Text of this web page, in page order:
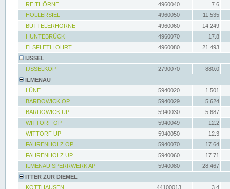
REITHÖRNE
4960040
7.6
HOLLERSIEL
4960050
11.535
BUTTELERHÖRNE
4960060
14.249
HUNTEBRÜCK
4960070
17.8
ELSFLETH OHRT
4960080
21.493
IJSSEL
IJSSELKOP
2790070
880.0
ILMENAU
LÜNE
5940020
1.501
BARDOWICK OP
5940029
5.624
BARDOWICK UP
5940030
5.687
WITTORF OP
5940049
12.2
WITTORF UP
5940050
12.3
FAHRENHOLZ OP
5940070
17.64
FAHRENHOLZ UP
5940060
17.71
ILMENAU SPERRWERK AP
5940080
28.467
ITTER ZUR DIEMEL
KOTTHAUSEN
44100013
3.4